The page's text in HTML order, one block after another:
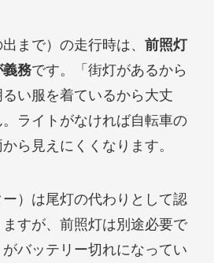
まで）の走行時は、 前照灯
義務です。「街灯があるから
い服を着ているから大丈
ライトがなければ自転車の
ら見えにくくなります。
）は尾灯の代わりとして認
すが、前照灯は別途必要で
バッテリー切れになってい